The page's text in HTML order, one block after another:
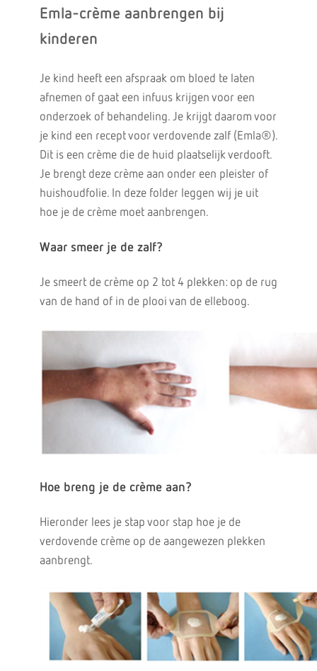
Emla-crème aanbrengen bij
kinderen
Je kind heeft een afspraak om bloed te laten
afnemen of gaat een infuus krijgen voor een
onderzoek of behandeling. Je krijgt daarom voor
je kind een recept voor verdovende zalf (Emla®).
Dit is een crème die de huid plaatselijk verdooft.
Je brengt deze crème aan onder een pleister of
huishoudfolie. In deze folder leggen wij je uit
hoe je de crème moet aanbrengen.
Waar smeer je de zalf?
Je smeert de crème op 2 tot 4 plekken: op de rug
van de hand of in de plooi van de elleboog.
Hoe breng je de crème aan?
Hieronder lees je stap voor stap hoe je de
verdovende crème op de aangewezen plekken
aanbrengt.